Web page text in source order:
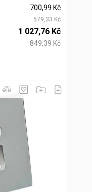
700,99 Kč
579,33 Kč
1 027,76 Kč
849,39 Kč
do košíku